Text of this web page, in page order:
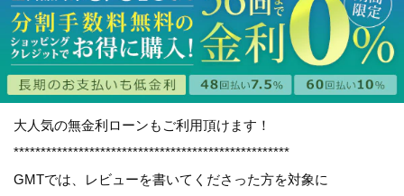
大人気の無金利ローンもご利用頂けます！
***************************************************
GMTでは、レビューを書いてくださった方を対象に